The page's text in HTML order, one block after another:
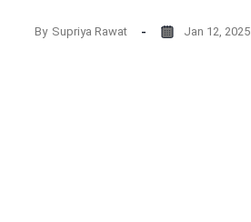
By Supriya Rawat Jan 12, 2025